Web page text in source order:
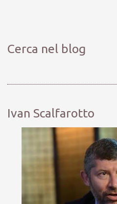
Cerca nel blog
Ivan Scalfarotto